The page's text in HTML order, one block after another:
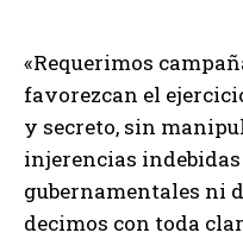
«Requerimos
favorezcan el
y secreto, sin
injerencias
gubernamentales ni
decimos con toda